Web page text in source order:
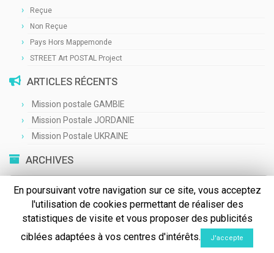
Reçue
Non Reçue
Pays Hors Mappemonde
STREET Art POSTAL Project
ARTICLES RÉCENTS
Mission postale GAMBIE
Mission Postale JORDANIE
Mission Postale UKRAINE
ARCHIVES
© 2026 Mail & Art·Propulsé par ·Réalisé avec theThème Customizr
En poursuivant votre navigation sur ce site, vous acceptez
l'utilisation de cookies permettant de réaliser des
statistiques de visite et vous proposer des publicités
ciblées adaptées à vos centres d'intérêts.
J'accepte